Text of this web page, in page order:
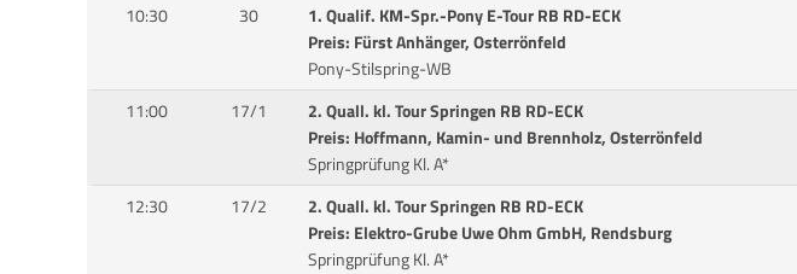
10:30 30
1. Qualif. KM-Spr.-Pony E-Tour RB RD-ECK
Preis: Fürst Anhänger, Osterrönfeld
Pony-Stilspring-WB
11:00 17/1
2. Quall. kl. Tour Springen RB RD-ECK
Preis: Hoffmann, Kamin- und Brennholz, Osterrönfeld
Springprüfung Kl. A*
12:30 17/2
2. Quall. kl. Tour Springen RB RD-ECK
Preis: Elektro-Grube Uwe Ohm GmbH, Rendsburg
Springprüfung Kl. A*